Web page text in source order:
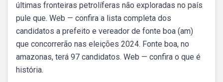
últimas fronteiras petrolíferas não exploradas no país
pule que. Web — confira a lista completa dos
candidatos a prefeito e vereador de fonte boa (am)
que concorrerão nas eleições 2024. Fonte boa, no
amazonas, terá 97 candidatos. Web — confira o que é
história.